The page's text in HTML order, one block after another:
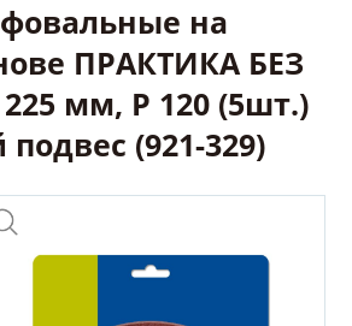
на
ПРАКТИКА БЕЗ
мм, P 120 (5шт.)
(921-329)